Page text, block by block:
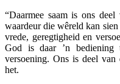
“Daarmee saam is ons
waardeur die wêreld kan
vrede, geregtigheid en
God is daar ’n bediening
versoening. Ons is deel
het.